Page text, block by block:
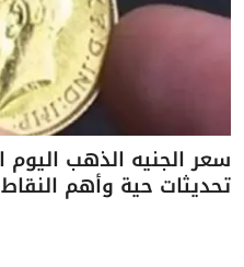
تحديثات حية وأهم النقاط